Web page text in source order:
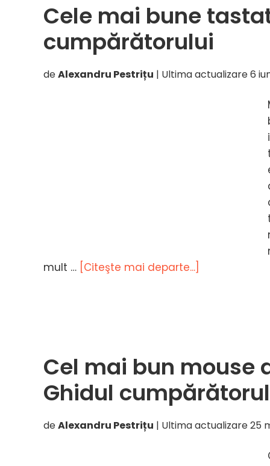
Cele mai bune
cumpărătorului
deAlexandru Pestrițu | Ultima actualizare6
mult … [Citeşte mai departe...]
Ghidul
Cel mai bun mouse
Ghidul
deAlexandru Pestrițu | Ultima actualizare25